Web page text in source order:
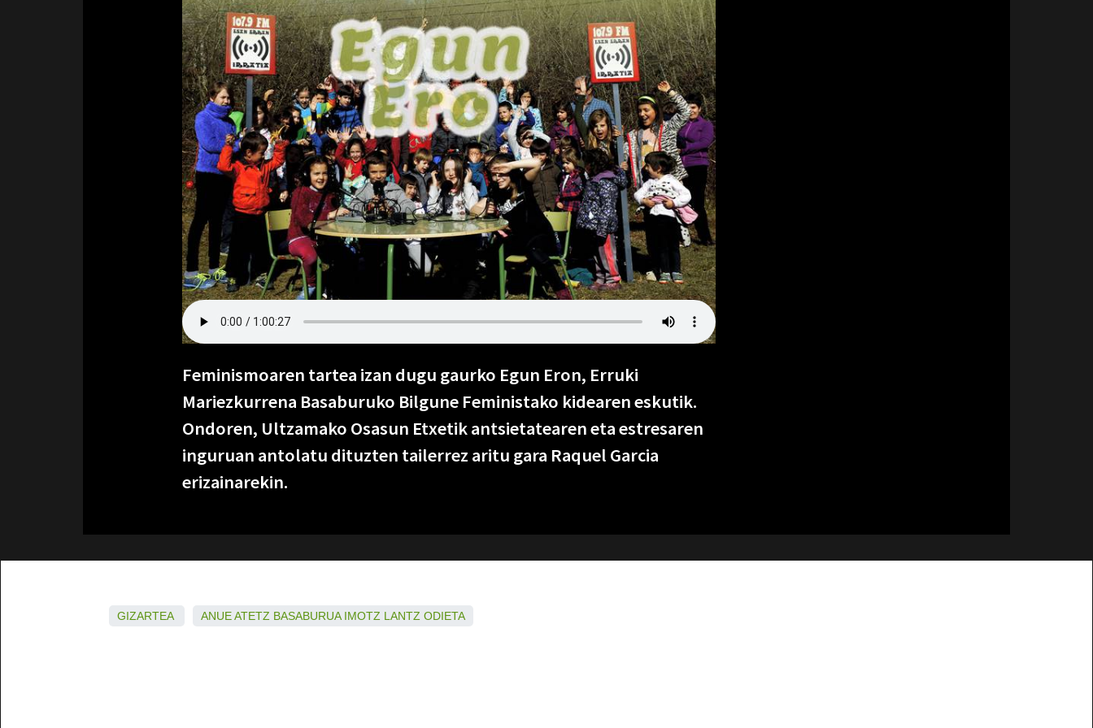
Feminismoaren tartea izan dugu gaurko Egun Eron, Erruki
Mariezkurrena Basaburuko Bilgune Feministako kidearen eskutik.
Ondoren, Ultzamako Osasun Etxetik antsietatearen eta estresaren
inguruan antolatu dituzten tailerrez aritu gara Raquel Garcia
erizainarekin.
GIZARTEA ANUEATETZ BASABURUA IMOTZ LANTZ ODIETA